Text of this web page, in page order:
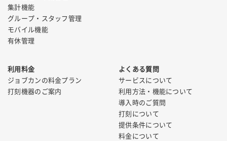
集計機能
グループ・スタッフ管理
モバイル機能
有休管理
利用料金
ジョブカンの料金プラン
打刻機器のご案内
よくある質問
サービスについて
利用方法・機能について
導入時のご質問
打刻について
提供条件について
料金について